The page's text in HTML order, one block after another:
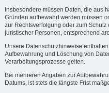
Insbesondere müssen Daten, die aus
Gründen aufbewahrt werden müssen
zur Rechtsverfolgung oder zum
juristischer Personen, entsprechend
Unsere Datenschutzhinweise
Aufbewahrung und Löschung von
Verarbeitungsprozesse gelten.
Bei mehreren Angaben zur
Datums, ist stets die längste Frist